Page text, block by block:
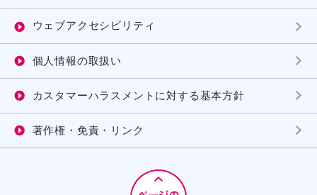
ウェブアクセシビリティ
個人情報の取扱い
カスタマーハラスメントに対する基本方針
著作権・免責・リンク